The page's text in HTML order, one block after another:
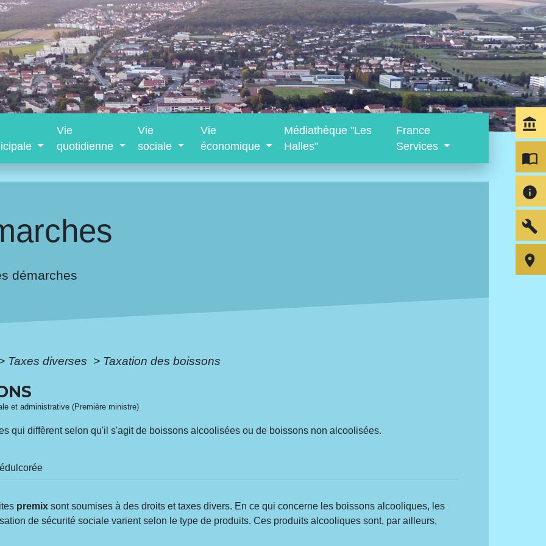
Vie
quotidienne
Vie
sociale
Vie
économique
Médiathèque "Les
Halles"
France
Services
démarches
Taxes diverses > Taxation des boissons
et administrative (Première ministre)
qui diffèrent selon qu'il s'agit de boissons alcoolisées ou de boissons non alcoolisées.
premix sont soumises à des droits et taxes divers. En ce qui concerne les boissons alcooliques, les
de sécurité sociale varient selon le type de produits. Ces produits alcooliques sont, par ailleurs,
account_balance
import_contacts
info
build
room